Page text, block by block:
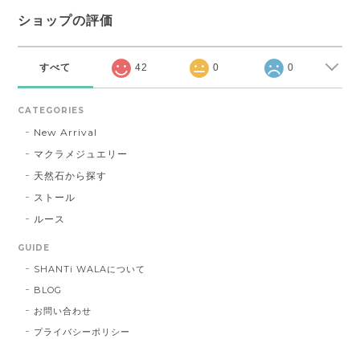
ショップの評価
すべて 42 0 0
CATEGORIES
New Arrival
マクラメジュエリー
天然石から探す
ストール
ルース
GUIDE
SHANTi WALAについて
BLOG
お問い合わせ
プライバシーポリシー